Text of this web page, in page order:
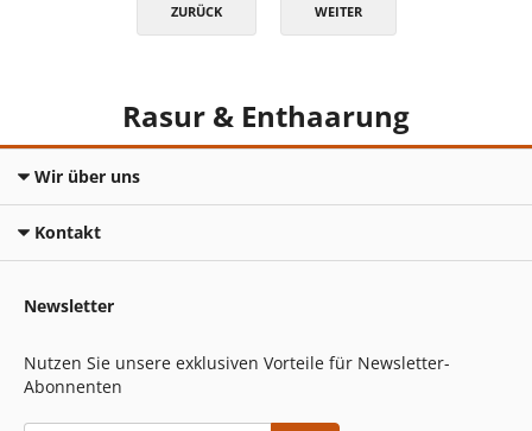
ZURÜCK WEITER
Rasur & Enthaarung
Wir über uns
Kontakt
Newsletter
Nutzen Sie unsere exklusiven Vorteile für Newsletter-
Abonnenten